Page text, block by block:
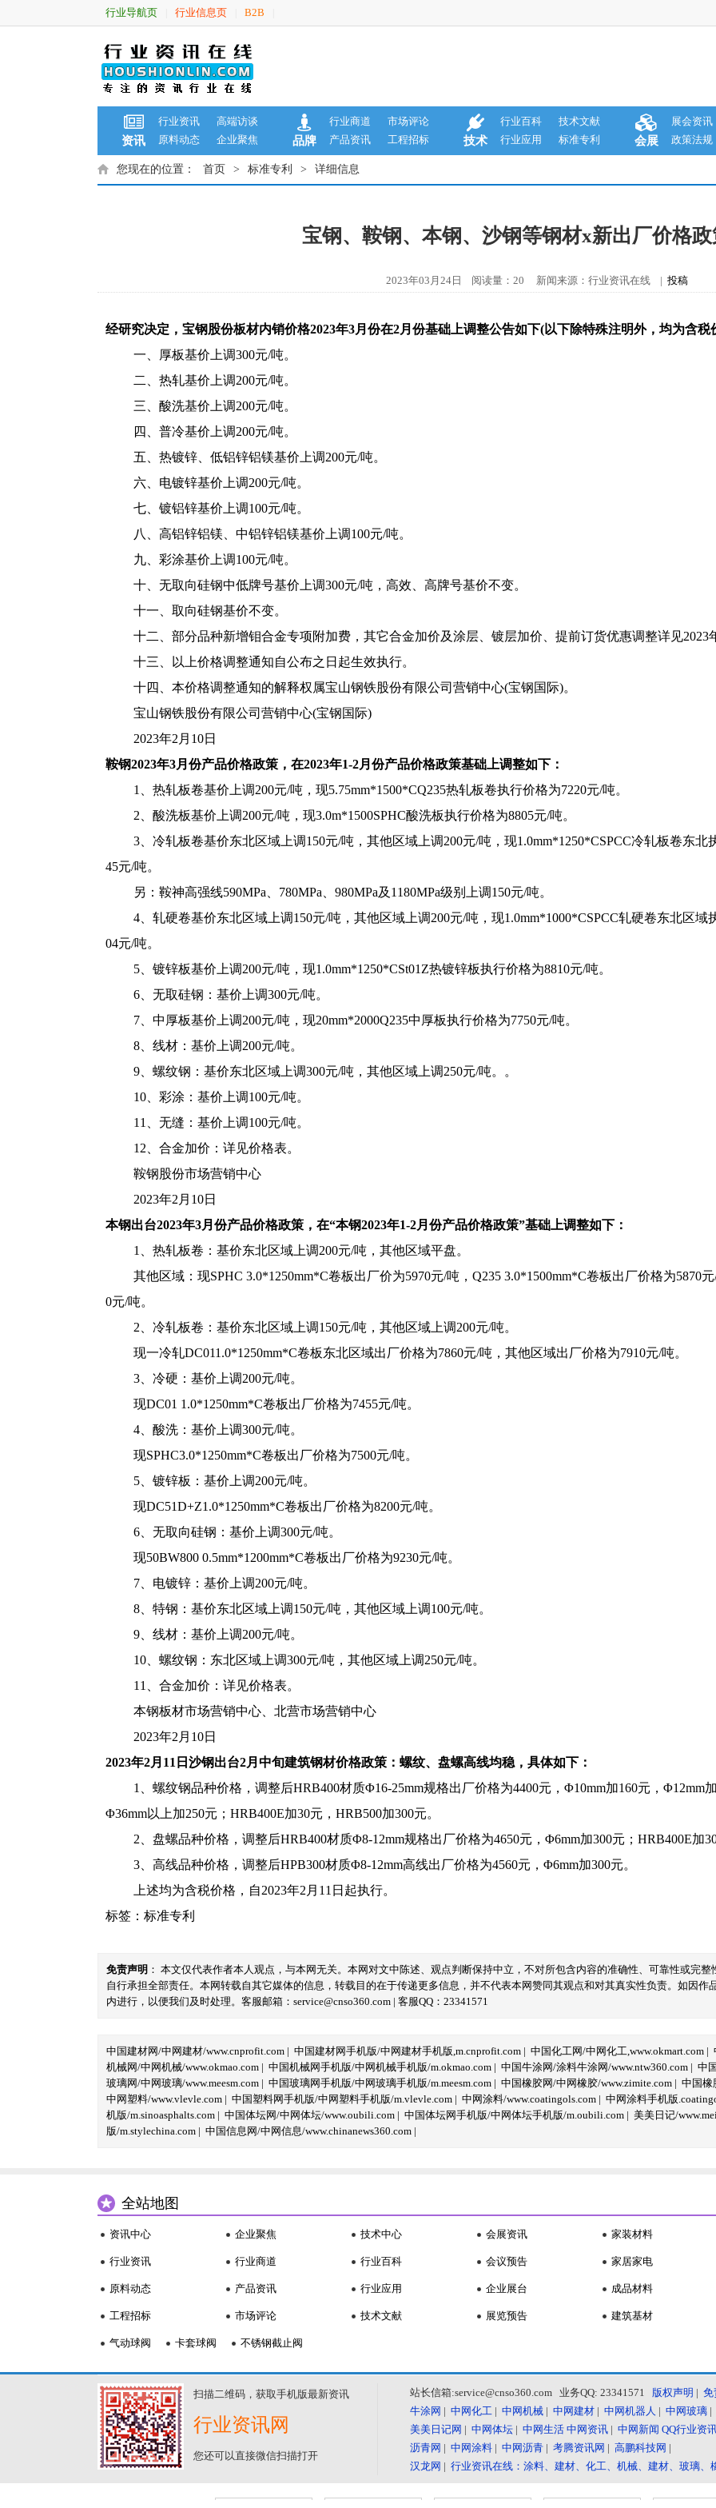
行业导航页 行业信息页 B2B
资讯
行业资讯
高端访谈
原料动态
企业聚焦 品牌
行业商道
市场评论
产品资讯
工程招标 技术
行业百科
技术文献
行业应用
标准专利 会展
展会资讯
政策法规
您现在的位置： 首页 > 标准专利 > 详细信息
宝钢、鞍钢、本钢、沙钢等钢材x新出厂价格
2023年03月24日 阅读量：20 新闻来源：行业资讯在线 | 投稿
经研究决定，宝钢股份板材内销价格2023年3月份在2月份基础上调整公告如下(以下除特殊注明外，均为含税
一、厚板基价上调300元/吨。
二、热轧基价上调200元/吨。
三、酸洗基价上调200元/吨。
四、普冷基价上调200元/吨。
五、热镀锌、低铝锌铝镁基价上调200元/吨。
六、电镀锌基价上调200元/吨。
七、镀铝锌基价上调100元/吨。
八、高铝锌铝镁、中铝锌铝镁基价上调100元/吨。
九、彩涂基价上调100元/吨。
十、无取向硅钢中低牌号基价上调300元/吨，高效、高牌号基价不变。
十一、取向硅钢基价不变。
十二、部分品种新增钼合金专项附加费，其它合金加价及涂层、镀层加价、提前订货优惠调整详见2023
十三、以上价格调整通知自公布之日起生效执行。
十四、本价格调整通知的解释权属宝山钢铁股份有限公司营销中心(宝钢国际)。
宝山钢铁股份有限公司营销中心(宝钢国际)
2023年2月10日
鞍钢2023年3月份产品价格政策，在2023年1-2月份产品价格政策基础上调整如下：
1、热轧板卷基价上调200元/吨，现5.75mm*1500*CQ235热轧板卷执行价格为7220元/吨。
2、酸洗板基价上调200元/吨，现3.0m*1500SPHC酸洗板执行价格为8805元/吨。
3、冷轧板卷基价东北区域上调150元/吨，其他区域上调200元/吨，现1.0mm*1250*CSPCC冷轧板卷东
45元/吨。
另：鞍神高强线590MPa、780MPa、980MPa及1180MPa级别上调150元/吨。
4、轧硬卷基价东北区域上调150元/吨，其他区域上调200元/吨，现1.0mm*1000*CSPCC轧硬卷东北区
04元/吨。
5、镀锌板基价上调200元/吨，现1.0mm*1250*CSt01Z热镀锌板执行价格为8810元/吨。
6、无取硅钢：基价上调300元/吨。
7、中厚板基价上调200元/吨，现20mm*2000Q235中厚板执行价格为7750元/吨。
8、线材：基价上调200元/吨。
9、螺纹钢：基价东北区域上调300元/吨，其他区域上调250元/吨。。
10、彩涂：基价上调100元/吨。
11、无缝：基价上调100元/吨。
12、合金加价：详见价格表。
鞍钢股份市场营销中心
2023年2月10日
本钢出台2023年3月份产品价格政策，在“本钢2023年1-2月份产品价格政策”基础上调整如下：
1、热轧板卷：基价东北区域上调200元/吨，其他区域平盘。
其他区域：现SPHC 3.0*1250mm*C卷板出厂价为5970元/吨，Q235 3.0*1500mm*C卷板出厂价格为5870
0元/吨。
2、冷轧板卷：基价东北区域上调150元/吨，其他区域上调200元/吨。
现一冷轧DC011.0*1250mm*C卷板东北区域出厂价格为7860元/吨，其他区域出厂价格为7910元/吨。
3、冷硬：基价上调200元/吨。
现DC01 1.0*1250mm*C卷板出厂价格为7455元/吨。
4、酸洗：基价上调300元/吨。
现SPHC3.0*1250mm*C卷板出厂价格为7500元/吨。
5、镀锌板：基价上调200元/吨。
现DC51D+Z1.0*1250mm*C卷板出厂价格为8200元/吨。
6、无取向硅钢：基价上调300元/吨。
现50BW800 0.5mm*1200mm*C卷板出厂价格为9230元/吨。
7、电镀锌：基价上调200元/吨。
8、特钢：基价东北区域上调150元/吨，其他区域上调100元/吨。
9、线材：基价上调200元/吨。
10、螺纹钢：东北区域上调300元/吨，其他区域上调250元/吨。
11、合金加价：详见价格表。
本钢板材市场营销中心、北营市场营销中心
2023年2月10日
2023年2月11日沙钢出台2月中旬建筑钢材价格政策：螺纹、盘螺高线均稳，具体如下：
1、螺纹钢品种价格，调整后HRB400材质Φ16-25mm规格出厂价格为4400元，Φ10mm加160元，Φ12mm
Φ36mm以上加250元；HRB400E加30元，HRB500加300元。
2、盘螺品种价格，调整后HRB400材质Φ8-12mm规格出厂价格为4650元，Φ6mm加300元；HRB400E加30
3、高线品种价格，调整后HPB300材质Φ8-12mm高线出厂价格为4560元，Φ6mm加300元。
上述均为含税价格，自2023年2月11日起执行。
标签： 标准专利
免责声明 ： 本文仅代表作者本人观点，与本网无关。本网对文中陈述、观点判断保持中立，不对所包含内容的准确性、可靠性或完
自行承担全部责任。本网转载自其它媒体的信息，转载目的在于传递更多信息，并不代表本网赞同其观点和对其真实性负责。如因作
内进行，以便我们及时处理。客服邮箱：service@cnso360.com | 客服QQ：23341571
中国建材网/中网建材/www.cnprofit.com | 中国建材网手机版/中网建材手机版,m.cnprofit.com | 中国化工网/中网化工,www.okmart.com |
机械网/中网机械/www.okmao.com | 中国机械网手机版/中网机械手机版/m.okmao.com | 中国牛涂网/涂料牛涂网/www.ntw360.com | 中
玻璃网/中网玻璃/www.meesm.com | 中国玻璃网手机版/中网玻璃手机版/m.meesm.com | 中国橡胶网/中网橡胶/www.zimite.com | 中国橡
中网塑料/www.vlevle.com | 中国塑料网手机版/中网塑料手机版/m.vlevle.com | 中网涂料/www.coatingols.com | 中网涂料手机版
机版/m.sinoasphalts.com | 中国体坛网/中网体坛/www.oubili.com | 中国体坛网手机版/中网体坛手机版/m.oubili.com | 美美日记/
版/m.stylechina.com | 中国信息网/中网信息/www.chinanews360.com |
全站地图
资讯中心
行业资讯
原料动态
工程招标
企业聚焦
行业商道
产品资讯
市场评论
技术中心
行业百科
行业应用
技术文献
会展资讯
会议预告
企业展台
展览预告
家装材料
家居家电
成品材料
建筑基材
气动球阀 卡套球阀 不锈钢截止阀
扫描二维码，获取手机版最新资讯
行业资讯网
您还可以直接微信扫描打开
站长信箱:service@cnso360.com 业务QQ: 23341571 版权声明 | 免
牛涂网 | 中网化工 | 中网机械 | 中网建材 | 中网机器人 | 中网玻璃 |
美美日记网 | 中网体坛 | 中网生活 中网资讯 | 中网新闻 QQ行业资
沥青网 | 中网涂料 | 中网沥青 | 考腾资讯网 | 高鹏科技网 |
汉龙网 | 行业资讯在线：涂料、建材、化工、机械、建材、玻璃、